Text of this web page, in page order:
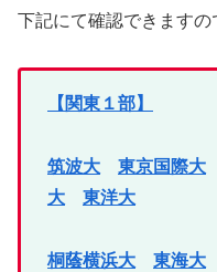
下記にて確認できますの
【関東１部】
筑波大 東京国際大
大
東洋大
桐蔭横浜大 東海大